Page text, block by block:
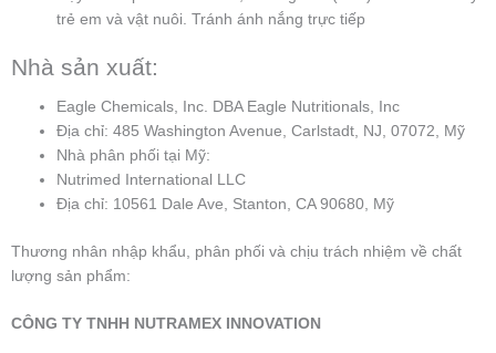
trẻ em và vật nuôi. Tránh ánh nắng trực tiếp
Nhà sản xuất:
Eagle Chemicals, Inc. DBA Eagle Nutritionals, Inc
Địa chỉ: 485 Washington Avenue, Carlstadt, NJ, 07072, Mỹ
Nhà phân phối tại Mỹ:
Nutrimed International LLC
Địa chỉ: 10561 Dale Ave, Stanton, CA 90680, Mỹ
Thương nhân nhập khẩu, phân phối và chịu trách nhiệm về chất
lượng sản phẩm:
CÔNG TY TNHH NUTRAMEX INNOVATION